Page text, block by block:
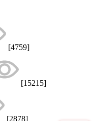
[4759]
[15215]
[2878]